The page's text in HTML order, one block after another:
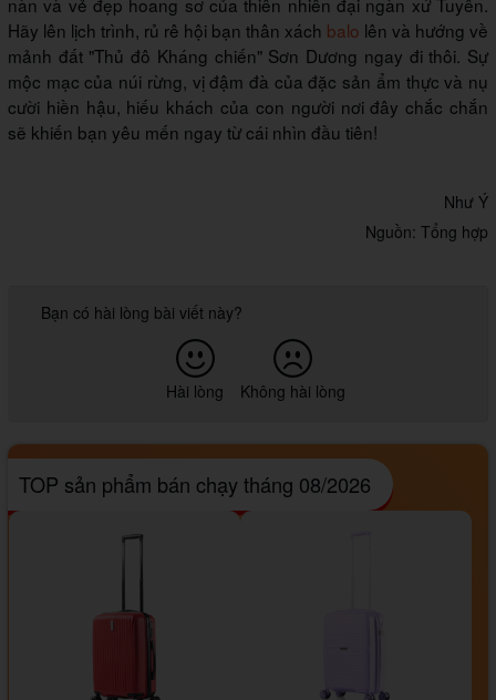
Hãy lên lịch trình, rủ rê hội bạn thân xách balo lên và hướng về
mảnh đất "Thủ đô Kháng chiến" Sơn Dương ngay đi thôi. Sự
mộc mạc của núi rừng, vị đậm đà của đặc sản ẩm thực và nụ
cười hiền hậu, hiếu khách của con người nơi đây chắc chắn
sẽ khiến bạn yêu mến ngay từ cái nhìn đầu tiên!
Như Ý
Nguồn: Tổng hợp
Bạn có hài lòng bài viết này?
Hài lòng Không hài lòng
TOP sản phẩm bán chạy tháng 08/2026